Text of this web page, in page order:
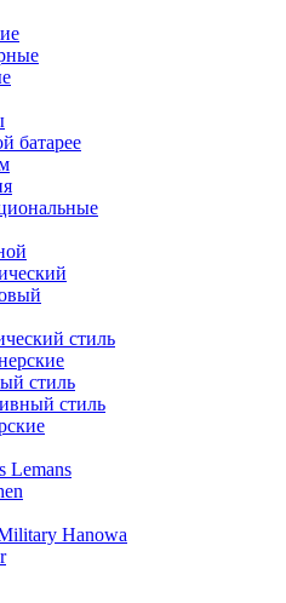
батарее
стиль
стиль
стиль
Lemans
Hanowa